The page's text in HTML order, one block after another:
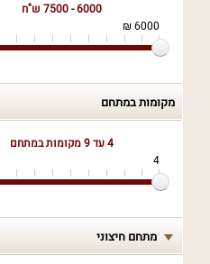
6000 - 7500 ש"ח
6000 ₪
מקומות במתחם
4 עד 9
מקומות במתחם
4
מתחם חיצוני